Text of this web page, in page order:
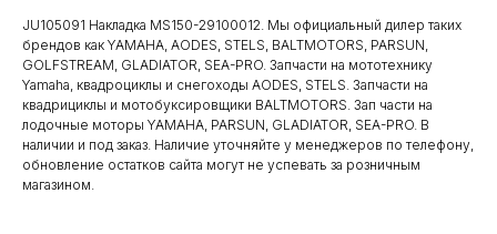
JU105091 Накладка MS150-29100012. Мы официальный дилер таких
брендов как YAMAHA, AODES, STELS, BALTMOTORS, PARSUN,
GOLFSTREAM, GLADIATOR, SEA-PRO. Запчасти на мототехнику
Yamaha, квадроциклы и снегоходы AODES, STELS. Запчасти на
квадрициклы и мотобуксировщики BALTMOTORS. Зап части на
лодочные моторы YAMAHA, PARSUN, GLADIATOR, SEA-PRO. В
наличии и под заказ. Наличие уточняйте у менеджеров по телефону,
обновление остатков сайта могут не успевать за розничным
магазином.